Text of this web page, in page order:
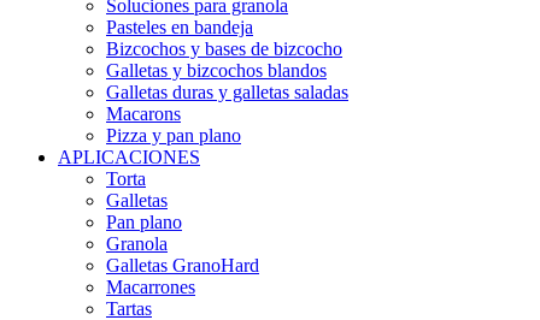
Soluciones para granola
Pasteles en bandeja
Bizcochos y bases de bizcocho
Galletas y bizcochos blandos
Galletas duras y galletas saladas
Macarons
Pizza y pan plano
APLICACIONES
Torta
Galletas
Pan plano
Granola
Galletas GranoHard
Macarrones
Tartas